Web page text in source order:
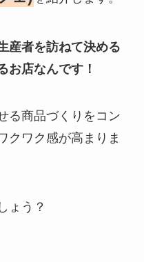
産者を訪ねて決める
お店なんです！
る商品づくりをコン
クワク感が高まりま
ょう？